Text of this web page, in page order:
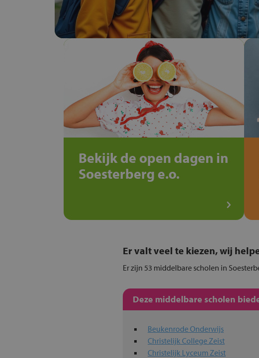
Bekijk de open dagen in
Soesterberg e.o.
Er valt veel te kiezen, wij
Er zijn 53 middelbare scholen in
Deze middelbare scholen
Beukenrode Onderwijs
Christelijk College Zeist
Christelijk Lyceum Zeist